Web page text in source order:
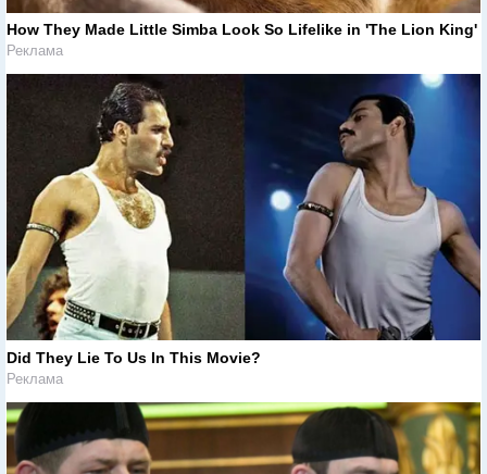
How They Made Little Simba Look So Lifelike in 'The Lion King'
Реклама
Did They Lie To Us In This Movie?
Реклама